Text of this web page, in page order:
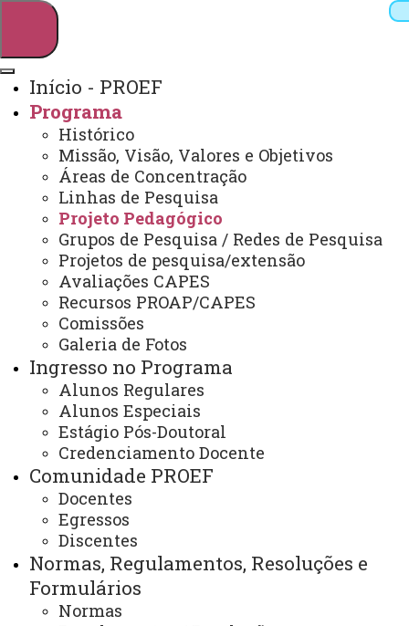
Webmail Sistemas
Arquivo Virtual
Campus
Início - PROEF
Programa
Histórico
Missão, Visão, Valores e Objetivos
Áreas de Concentração
Linhas de Pesquisa
Projeto Pedagógico
Grupos de Pesquisa / Redes de Pesquisa
Projetos de pesquisa/extensão
Avaliações CAPES
Recursos PROAP/CAPES
Comissões
Galeria de Fotos
Ingresso no Programa
Alunos Regulares
Alunos Especiais
Estágio Pós-Doutoral
Credenciamento Docente
Comunidade PROEF
Docentes
Egressos
Discentes
Normas, Regulamentos, Resoluções e
Formulários
Normas
Programa de Pós-Graduação em Educação
Projeto Pedagógico
ATUALIZAÇÃO MAIS RECENTE: 27 DE FEVEREIRO
DE 2025
ACESSOS: 617
Contato: